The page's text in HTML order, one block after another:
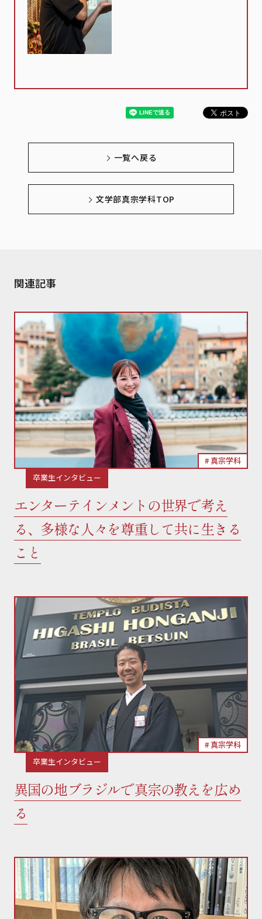
一覧へ戻る
文学部真宗学科TOP
関連記事
真宗学科
卒業生インタビュー
エンターテインメントの世界で考え
る、多様な人々を尊重して共に生きる
こと
真宗学科
卒業生インタビュー
異国の地ブラジルで真宗の教えを広め
る